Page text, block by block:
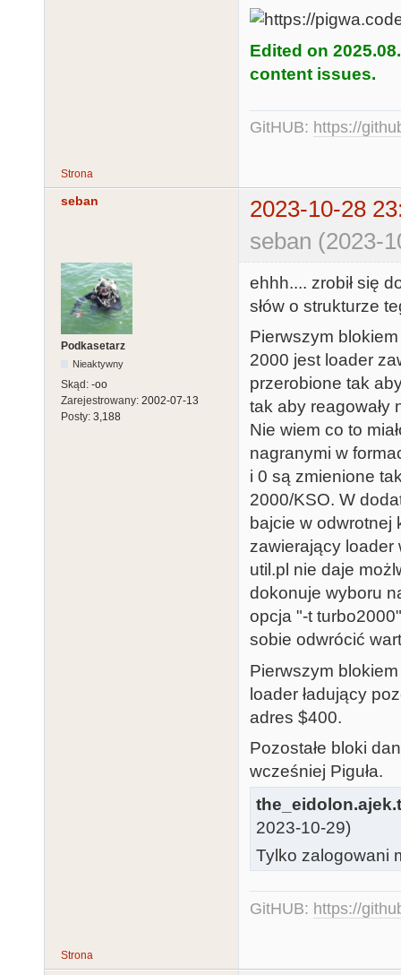
Edited on
content issues.
GitHUB: https://
Strona
seban
2023-10-28
seban (2023-
Podkasetarz
Nieaktywny
Skąd: -oo
Zarejestrowany: 2002-07-13
Posty: 3,188
ehhh.... zrobił się
słów o strukturze
Pierwszym
2000 jest loader
przerobione tak
tak aby reagowały
Nie wiem co to
nagranymi w
i 0 są zmienione
2000/KSO. W
bajcie w odwrotnej
zawierający loader
util.pl nie daje
dokonuje wyboru
opcja "-t
sobie odwrócić
Pierwszym
loader ładujący
adres $400.
Pozostałe bloki
wcześniej Piguła.
2023-10-29)
Tylko zalogowani
GitHUB: https://
Strona